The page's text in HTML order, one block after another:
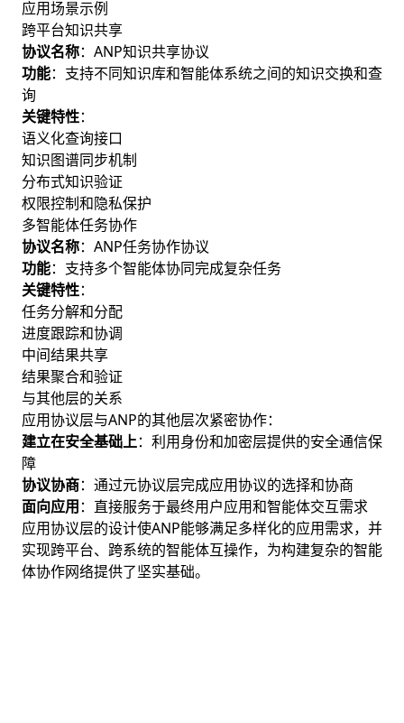
应用场景示例
跨平台知识共享
协议名称：ANP知识共享协议
功能：支持不同知识库和智能体系统之间的知识交换和查
询
关键特性：
语义化查询接口
知识图谱同步机制
分布式知识验证
权限控制和隐私保护
多智能体任务协作
协议名称：ANP任务协作协议
功能：支持多个智能体协同完成复杂任务
关键特性：
任务分解和分配
进度跟踪和协调
中间结果共享
结果聚合和验证
与其他层的关系
应用协议层与ANP的其他层次紧密协作：
建立在安全基础上：利用身份和加密层提供的安全通信保
障
协议协商：通过元协议层完成应用协议的选择和协商
面向应用：直接服务于最终用户应用和智能体交互需求
应用协议层的设计使ANP能够满足多样化的应用需求，并
实现跨平台、跨系统的智能体互操作，为构建复杂的智能
体协作网络提供了坚实基础。